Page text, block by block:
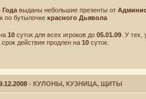
© Destiny.Games 2008-2026 г.
Все права защищены.
Года выданы небольшие презенты от
по бутылочке красного Дьявола
10 суток для всех игроков до 05.01.09 . У
срок действия продлен на 10 суток.
- КУЛОНЫ, КУЗНИЦА, ЩИТЫ